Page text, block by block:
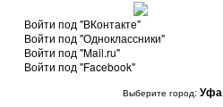
Войти под "ВКонтакте"
Войти под "Одноклассники"
Войти под "Mail.ru"
Войти под "Facebook"
Выберите город: Уфа